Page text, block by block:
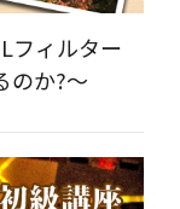
フィルター
のか?～